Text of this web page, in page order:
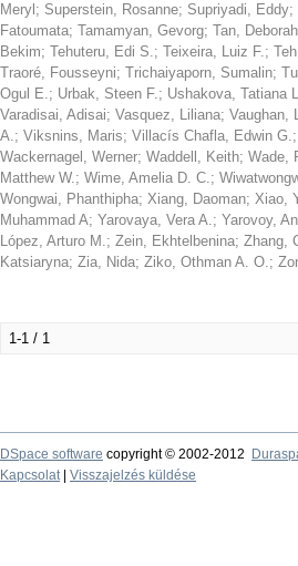
Meryl ; Superstein, Rosanne; Supriyadi, Eddy;
Fatoumata; Tamamyan, Gevorg; Tan, Deborah
Bekim; Tehuteru, Edi S.; Teixeira, Luiz F.;
Traoré, Fousseyni; Trichaiyaporn, Sumalin;
Ogul E.; Urbak, Steen F.; Ushakova, Tatiana
Varadisai, Adisai; Vasquez, Liliana; Vaughan,
A.; Viksnins, Maris; Villacís Chafla, Edwin G.;
Wackernagel, Werner; Waddell, Keith; Wade,
Matthew W.; Wime, Amelia D. C.;
Wongwai, Phanthipha; Xiang, Daoman; Xiao,
Muhammad A; Yarovaya, Vera A.; Yarovoy,
López, Arturo M.; Zein, Ekhtelbenina; Zhang,
Katsiaryna; Zia, Nida; Ziko, Othman A. O.;
1-1 / 1
DSpace software copyright © 2002-2012
Kapcsolat| Visszajelzés küldése